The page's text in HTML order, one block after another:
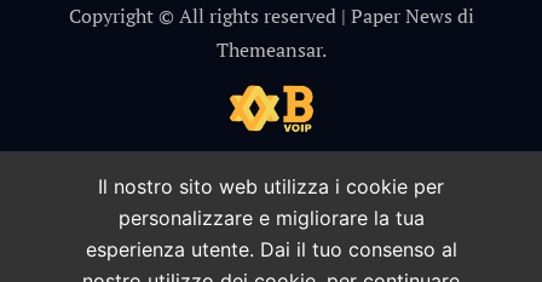
Copyright © All rights reserved | Paper News di
Themeansar.
Il nostro sito web utilizza i cookie per
personalizzare e migliorare la tua
esperienza utente. Dai il tuo consenso al